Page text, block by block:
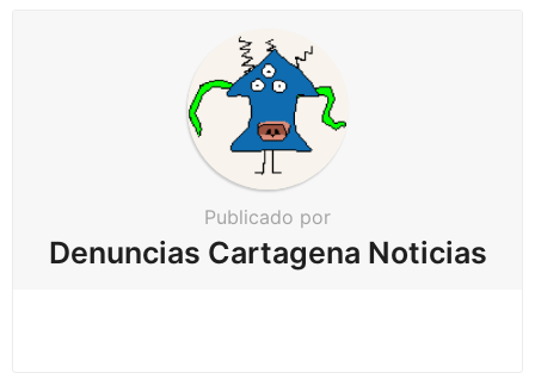
Publicado por
Denuncias Cartagena Noticias